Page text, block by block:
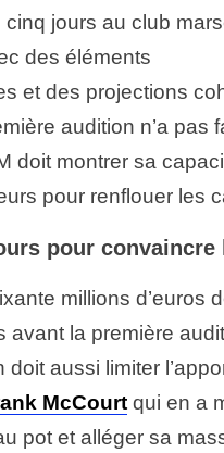
cinq jours au club
des éléments
et des projections
audition n’a pas
doit montrer sa
pour renflouer les
pour convaincre
millions d’euros
avant la première
doit aussi limiter
McCourt qui en a
pot et alléger sa